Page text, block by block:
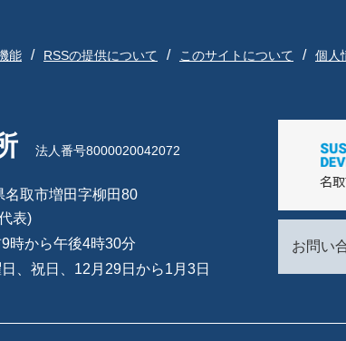
能 RSSの提供について このサイトについて 個人
法人番号8000020042072
名取市増田字柳田80
表)
時から午後4時30分
、祝日、12月29日から1月3日
お問い